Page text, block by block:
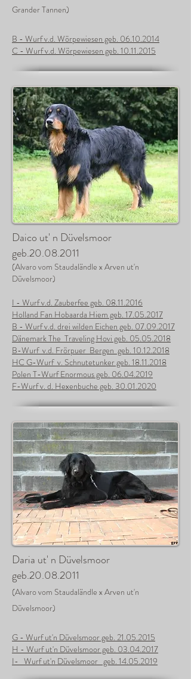
Grander Tannen)
B - Wurf v.d. Wörpewiesen geb. 06.10.2014
C - Wurf v.d. Wörpewiesen geb. 10.11.2015
Daico ut' n Düvelsmoor
geb.20.08.2011
(Alvaro vom Staudaländle x Arven ut'n
Düvelsmoor)
I - Wurf v.d. Zauberfee geb. 08.11.2016
Holland Fan Hobaarda Hiem geb. 17.05.2017
B - Wurf v.d. drei wilden Eichen geb. 07.09.2017
DänemarkThe Traveling Hovi geb. 05.05.2018
B-Wurf v.d. Frörpuer Bergen geb. 10.12.2018
HC G-Wurf v. Schnutetunker geb. 18.11.2018
Polen T-Wurf Enormous geb. 06.04.2019
F-Wurf v. d. Hexenbuche geb. 30.01.2020
Daria ut' n Düvelsmoor
geb.20.08.2011
(Alvaro vom Staudaländle x Arven ut'n
Düvelsmoor)
G - Wurf ut'n Düvelsmoor geb. 21.05.2015
H - Wurf ut'n Düvelsmoor geb. 03.04.2017
I- Wurf ut'n Düvelsmoor geb. 14.05.2019